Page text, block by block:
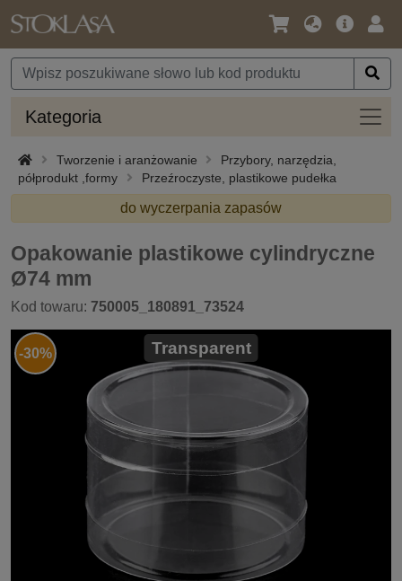
Język
Waluta
Oferta
Kategoria
Tworzenie i aranżowanie
Przybory, narzędzia,
półprodukt ,formy
Przeźroczyste, plastikowe pudełka
do wyczerpania zapasów
Opakowanie plastikowe cylindryczne
Ø74 mm
Kod towaru: 750005_180891_73524
-30% Transparent